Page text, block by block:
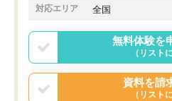
対応エリア 全国
無料体験を
（リスト
資料を請
（リスト